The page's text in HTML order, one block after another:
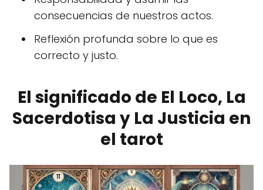
consecuencias de nuestros actos.
Reflexión profunda sobre lo que es
correcto y justo.
El significado de El Loco, La
Sacerdotisa y La Justicia en
el tarot